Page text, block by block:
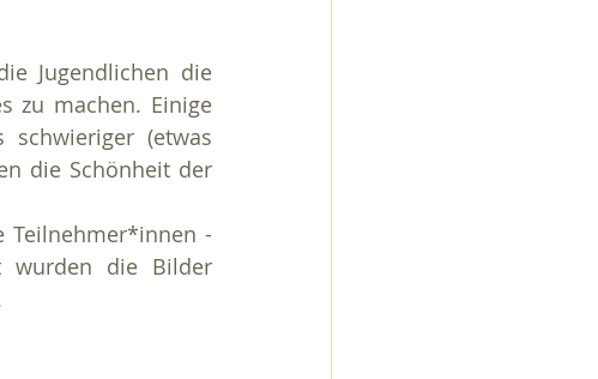
Jugendlichen die
zu machen. Einige
(etwas
die Schönheit der
Teilnehmer*innen -
wurden die Bilder